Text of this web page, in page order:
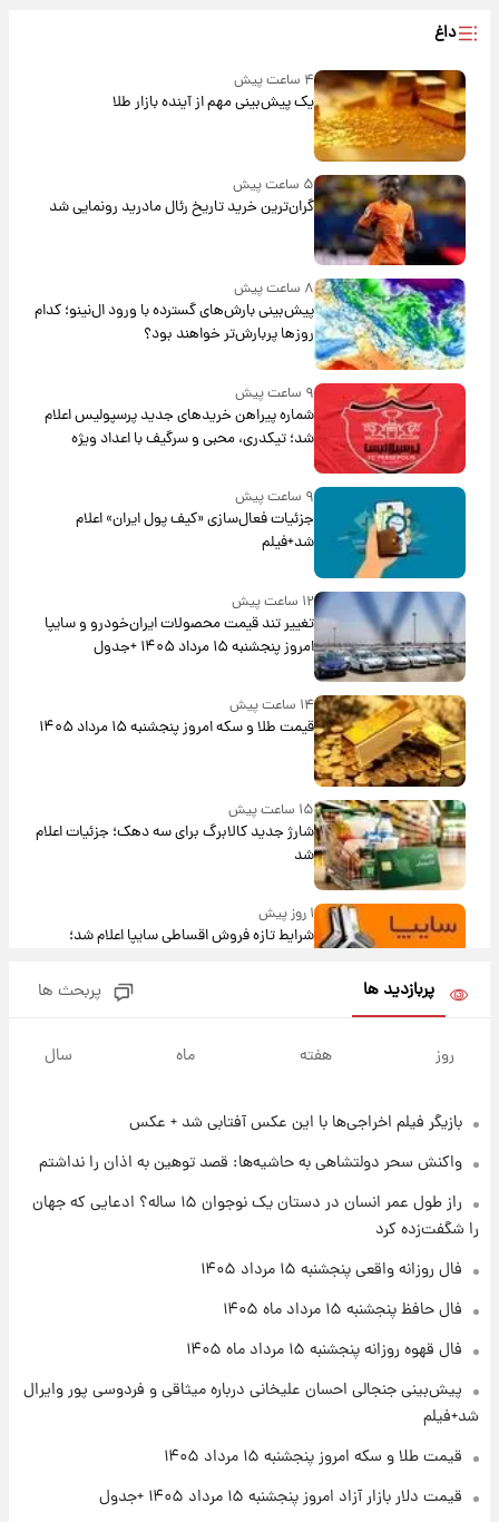
داغ
۴ ساعت پیش
یک پیش‌بینی مهم از آینده بازار طلا
۵ ساعت پیش
گران‌ترین خرید تاریخ رئال مادرید رونمایی شد
۸ ساعت پیش
پیش‌بینی بارش‌های گسترده با ورود ال‌نینو؛ کدام
روزها پربارش‌تر خواهند بود؟
۹ ساعت پیش
شماره پیراهن خریدهای جدید پرسپولیس اعلام
شد؛ تیکدری، محبی و سرگیف با اعداد ویژه
۹ ساعت پیش
جزئیات فعال‌سازی «کیف پول ایران» اعلام
شد+فیلم
۱۲ ساعت پیش
تغییر تند قیمت محصولات ایران‌خودرو و سایپا
امروز پنجشنبه ۱۵ مرداد ۱۴۰۵ +جدول
۱۴ ساعت پیش
قیمت طلا و سکه امروز پنجشنبه ۱۵ مرداد ۱۴۰۵
۱۵ ساعت پیش
شارژ جدید کالابرگ برای سه دهک؛ جزئیات اعلام
شد
۱ روز پیش
شرایط تازه فروش اقساطی سایپا اعلام شد؛
قیمت سکه و طلا فردا
۲۰ ساعت پیش
فال روزانه واقعی پنجشنبه ۱۵ مرداد ۱۴۰۵
پربازدید ها پربحث ها
روز هفته ماه سال
بازیگر فیلم اخراجی‌ها با این عکس آفتابی شد + عکس
واکنش سحر دولتشاهی به حاشیه‌ها: قصد توهین به اذان را نداشتم
راز طول عمر انسان در دستان یک نوجوان ۱۵ ساله؟ ادعایی که جهان
را شگفت‌زده کرد
فال روزانه واقعی پنجشنبه ۱۵ مرداد ۱۴۰۵
فال حافظ پنجشنبه ۱۵ مرداد ماه ۱۴۰۵
فال قهوه روزانه پنجشنبه ۱۵ مرداد ماه ۱۴۰۵
پیش‌بینی جنجالی احسان علیخانی درباره میثاقی و فردوسی پور وایرال
شد+فیلم
قیمت طلا و سکه امروز پنجشنبه ۱۵ مرداد ۱۴۰۵
قیمت دلار بازار آزاد امروز پنجشنبه ۱۵ مرداد ۱۴۰۵ +جدول